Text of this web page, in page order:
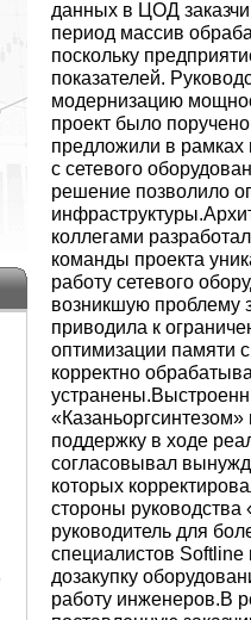
данных в ЦОД
период массив
поскольку
показателей.
модернизацию
проект было
предложили в рамках
с сетевого
решение позволило
коллегами
команды проекта
работу сетевого
возникшую проблему
приводила к
оптимизации памяти
корректно
поддержку в ходе
согласовывал
которых
стороны
руководитель для
специалистов Softline
дозакупку
работу инженеров.В